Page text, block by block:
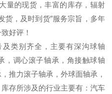
量的现货，丰富的库存，辐射
货，及时到货”服务宗旨，多年
好评！
类别齐全，主要有深沟球轴
，调心滚子轴承，角接触球轴
推力滚子轴承，外球面轴承，
存所涉及的行业主要有：汽车